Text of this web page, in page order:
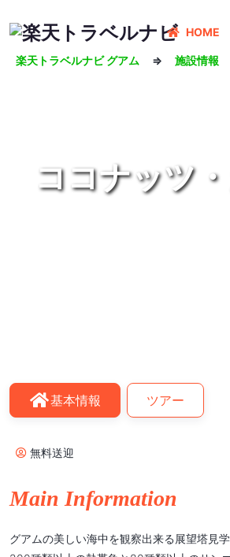
HOME
楽天トラベルナビ グアム ⇒ 施設情報
ココナッツ
基本情報 ツアー
無料送迎
Main Information
グアムの美しい海中を観察出来る展望塔見